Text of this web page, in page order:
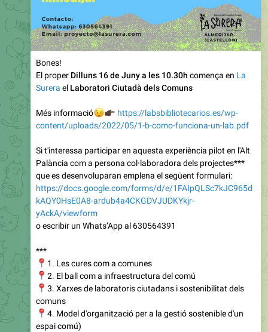
Bones!
El proper Dilluns 16 de Juny a les 10.30h comença en La
Surera el Laboratori Ciutadà dels Comuns
Més informació
😉
👉🏿https://labsbibliotecarios.es/wp-
content/uploads/2022/05/1-b-como-funciona-un-lab.pdf
Si t'interessa participar en aquesta experiència pilot en l'Alt
Palància com a persona col·laboradora dels projectes***
que es desenvoluparan emplena el següent formulari:
https://docs.google.com/forms/d/e/1FAIpQLSc7kJC965d
kAQY0HsE0A8-ardub4a4CKGDVJUDKYkjr-
yAckA/viewform
o escribir un Whats’App al 630564391
***
1. Les cures com a comunes
2. El ball com a infraestructura del comú
3. Xarxes de laboratoris ciutadans i sostenibilitat dels
comuns
4. Model d'organització per a la gestió sostenible d'un
espai comú)